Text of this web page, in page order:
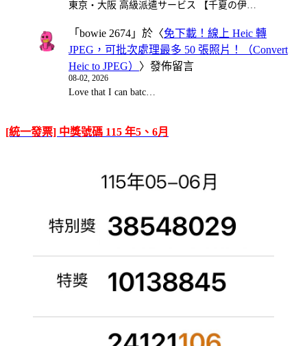
東京・大阪 高級派遣サービス 【千夏の伊…
「 bowie 2674 」於〈免下載！線上 Heic 轉
JPEG，可批次處理最多 50 張照片！（Convert
Heic to JPEG） 〉發佈留言
08-02, 2026
Love that I can batc…
[統一發票] 中獎號碼 115 年5、6月